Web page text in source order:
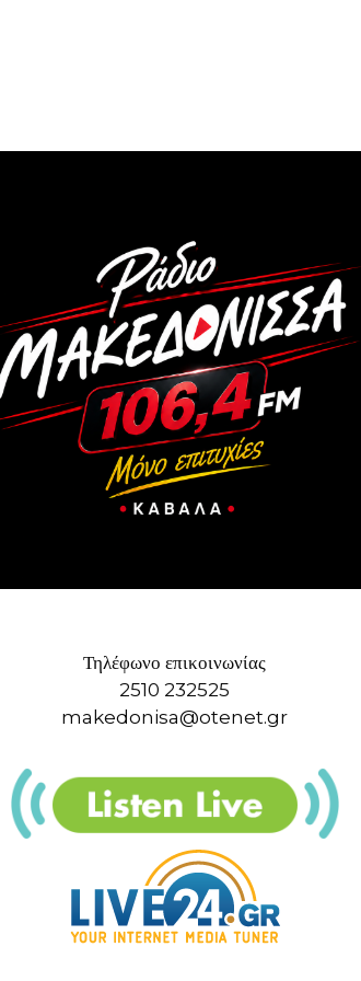
Τηλέφωνο επικοινωνίας
2510 232525
makedonisa@otenet.gr